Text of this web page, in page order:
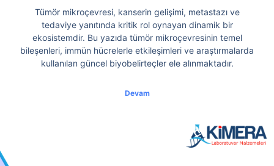
Tümör mikroçevresi, kanserin gelişimi, metastazı ve
tedaviye yanıtında kritik rol oynayan dinamik bir
ekosistemdir. Bu yazıda tümör mikroçevresinin temel
bileşenleri, immün hücrelerle etkileşimleri ve araştırmalarda
kullanılan güncel biyobelirteçler ele alınmaktadır.
Devam